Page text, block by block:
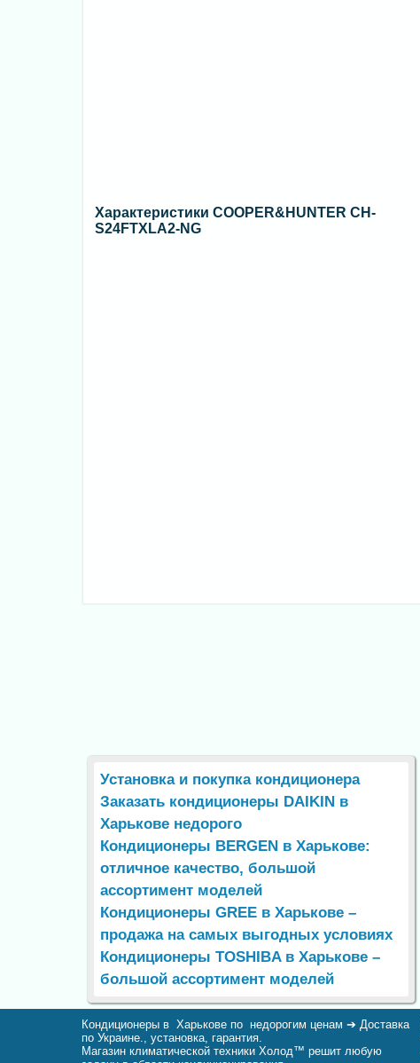
Характеристики COOPER&HUNTER CH-
S24FTXLA2-NG
Установка и покупка кондиционера
Заказать кондиционеры DAIKIN в
Харькове недорого
Кондиционеры BERGEN в Харькове:
отличное качество, большой
ассортимент моделей
Кондиционеры GREE в Харькове –
продажа на самых выгодных условиях
Кондиционеры TOSHIBA в Харькове –
большой ассортимент моделей
Кондиционеры в Харькове по недорогим ценам ➔ Доставка
по Украине., установка, гарантия.
Магазин климатической техники Холод™ решит любую